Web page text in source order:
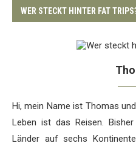
WER STECKT HINTER FAT
Hi, mein Name ist Thomas
Leben ist das Reisen.
Länder auf sechs